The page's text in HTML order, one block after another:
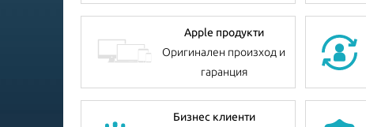
Apple продукти
Оригинален произход и
гаранция
Бизнес клиенти